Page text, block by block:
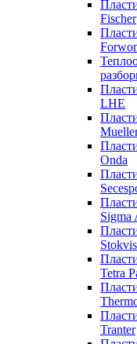
Fischer
LHE
Onda
Sigma
Stokvis
Tetra
Tranter